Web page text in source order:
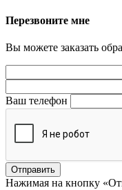
Перезвоните мне
Вы можете заказать
Ваш телефон
Нажимая на кнопку